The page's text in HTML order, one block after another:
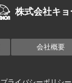
株式会社キ
会社概要